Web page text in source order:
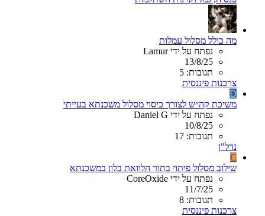
מה כולל מסלול עמלות
נפתח על ידי Lamur
13/8/25
תגובות: 5
צרכנות פיננסית
D
משיכת קה״ש לצורך כיסוי מסלול משכנתא בעייתי
נפתח על ידי Daniel G
10/8/25
תגובות: 17
נדל"ן
C
שילוב מסלול פיתוי בתור הלוואת בלון במשכנתא
נפתח על ידי CoreOxide
11/7/25
תגובות: 8
צרכנות פיננסית